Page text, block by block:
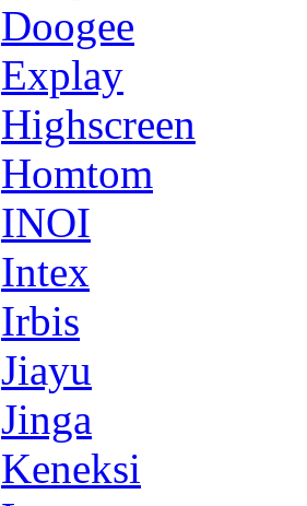
Doogee
Explay
Highscreen
Homtom
INOI
Intex
Irbis
Jiayu
Jinga
Keneksi